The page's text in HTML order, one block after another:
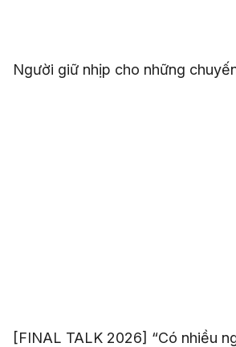
Người giữ nhịp cho những
[FINAL TALK 2026] “Có nhiều